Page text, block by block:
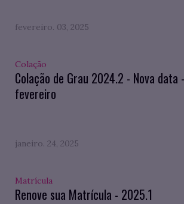
fevereiro. 03, 2025
Colação
Colação de Grau 2024.2 - Nova data
fevereiro
janeiro. 24, 2025
Matrícula
Renove sua Matrícula - 2025.1